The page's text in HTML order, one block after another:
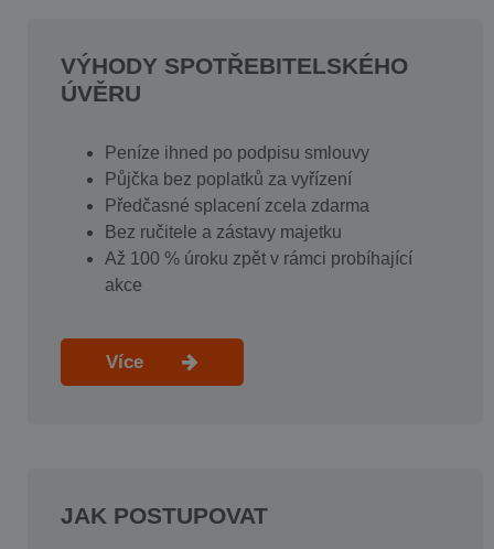
VÝHODY SPOTŘEBITELSKÉHO
ÚVĚRU
Peníze ihned po podpisu smlouvy
Půjčka bez poplatků za vyřízení
Předčasné splacení zcela zdarma
Bez ručitele a zástavy majetku
Až 100 % úroku zpět v rámci probíhající
akce
Více
JAK POSTUPOVAT